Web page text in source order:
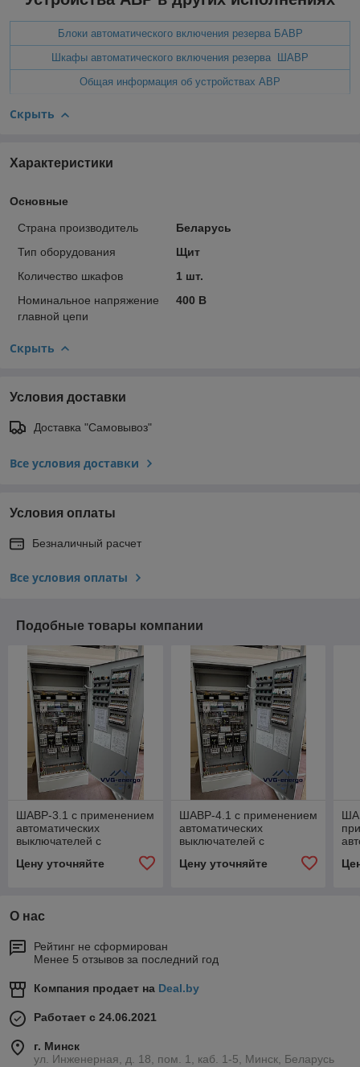
Блоки автоматического включения резерва БАВР
Шкафы автоматического включения резерва ШАВР
Общая информация об устройствах АВР
Скрыть
Характеристики
Основные
Страна производитель
Беларусь
Тип оборудования
Щит
Количество шкафов
1 шт.
Номинальное напряжение
главной цепи
400 В
Скрыть
Условия доставки
Доставка "Самовывоз"
Все условия доставки
Условия оплаты
Безналичный расчет
Все условия оплаты
Подобные товары компании
ШАВР-3.1 с применением
автоматических
выключателей с
Цену уточняйте
ШАВР-4.1 с применением
автоматических
выключателей с
Цену уточняйте
О нас
Рейтинг не сформирован
Менее 5 отзывов за последний год
Компания продает на Deal.by
Работает с 24.06.2021
г. Минск
ул. Инженерная, д. 18, пом. 1, каб. 1-5, Минск, Беларусь